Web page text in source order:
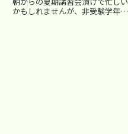
かもしれませんが、非受験学年は